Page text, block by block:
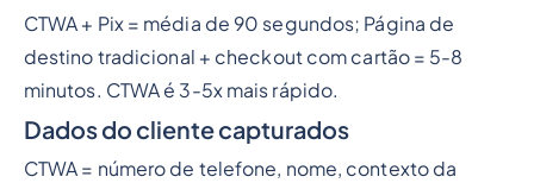
CTWA + Pix = média de 90 segundos; Página de
destino tradicional + checkout com cartão = 5-8
minutos. CTWA é 3-5x mais rápido.
Dados do cliente capturados
CTWA = número de telefone, nome, contexto da